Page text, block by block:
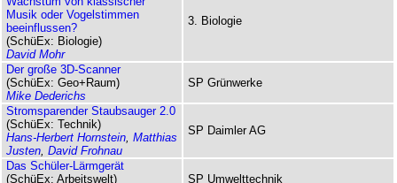
Musik oder Vogelstimmen
beeinflussen?
(SchüEx: Biologie)
David Mohr
3. Biologie
Der große 3D-Scanner
(SchüEx: Geo+Raum)
Mike Dederichs
SP Grünwerke
Stromsparender Staubsauger 2.0
(SchüEx: Technik)
Hans-Herbert Hornstein Matthias
Justen David Frohnau
SP Daimler AG
Das Schüler-Lärmgerät
(SchüEx: Arbeitswelt)
SP Umwelttechnik